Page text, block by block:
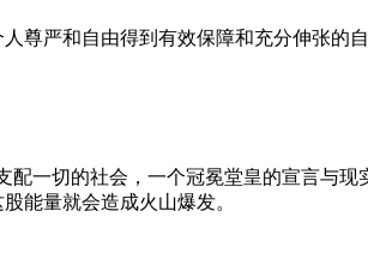
尊严和自由得到有效保障和充分伸张
配一切的社会，一个冠冕堂皇的宣言与
能量就会造成火山爆发。